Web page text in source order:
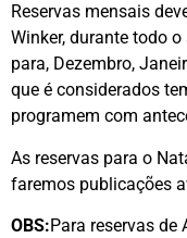
Reservas mensais
Winker, durante todo
para, Dezembro,
que é considerados
programem com
As reservas para o
faremos publicações
OBS:Para reservas de